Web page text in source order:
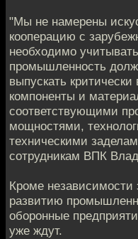
"Мы не намерены
кооперацию с
необходимо
промышленность
выпускать
компоненты и
соответствующими
мощностями,
техническими
сотрудникам ВПК
Кроме независимости
развитию
оборонные
уже ждут.